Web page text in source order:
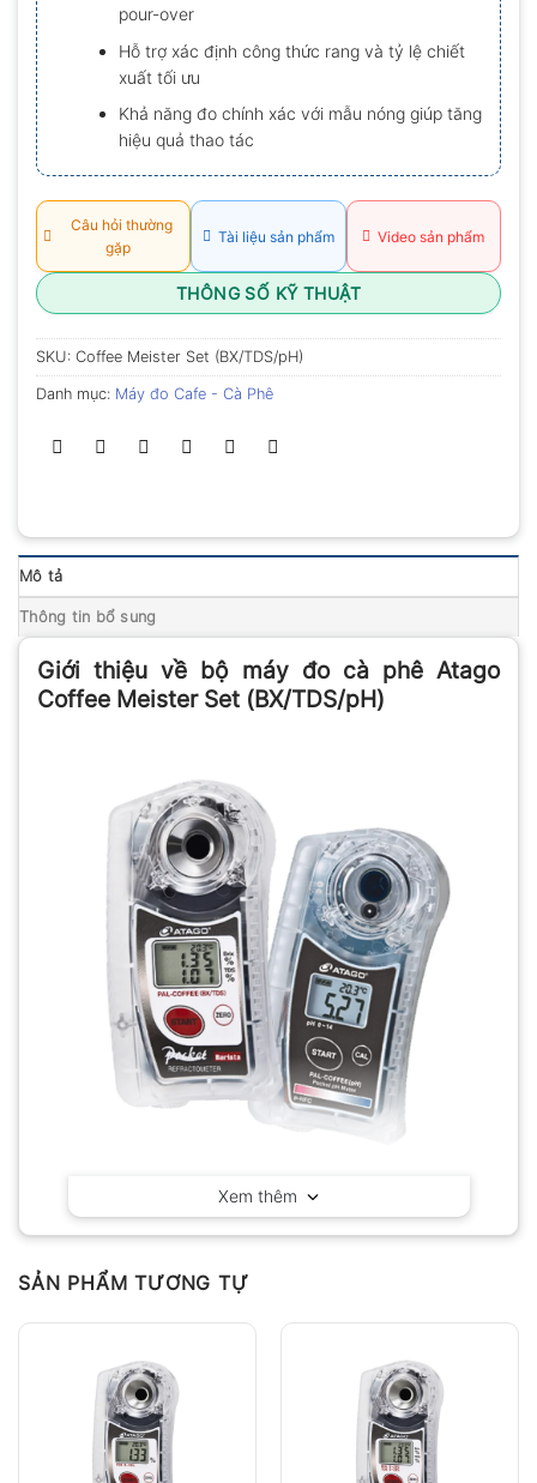
pour-over
Hỗ trợ xác định công thức rang và tỷ lệ chiết
xuất tối ưu
Khả năng đo chính xác với mẫu nóng giúp tăng
hiệu quả thao tác
Câu hỏi thường
gặp
Tài liệu sản phẩm Video sản phẩm
THÔNG SỐ KỸ THUẬT
SKU: Coffee Meister Set (BX/TDS/pH)
Danh mục: Máy đo Cafe - Cà Phê
Mô tả
Thông tin bổ sung
Giới thiệu về bộ máy đo cà phê Atago
Coffee Meister Set (BX/TDS/pH)
Bộ máy đo cà phê Atago Coffee Meister Set
(BX/TDS/pH)
Set (BX/TDS/pH) tích hợp khả năng đo Brix, TDS và
pH nhằm kiểm soát toàn diện chất lượng chiết xuất
cà phê. Bộ sản phẩm bao gồm máy đo PAL-
COFFEE (BX/TDS) và máy đo pH PAL-pH giúp
Xem thêm
SẢN PHẨM TƯƠNG TỰ